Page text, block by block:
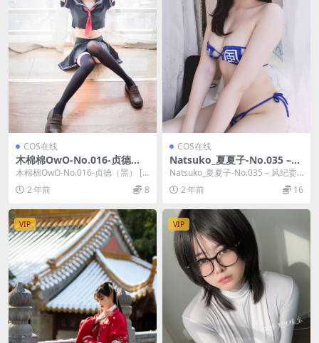
COS在线
木棉棉OwO-No.016-贞德
（黑） [23P]
木棉棉OwO-No.016-贞德（黑） [2
3P]，木棉棉OwO在线作品导航：
木...2 年前 8
COS在线
Natsuko_夏夏子-No.035 –
风纪委员 [28P]
Natsuko_夏夏子-No.035 – 风纪委
员 [28P]，Natsuko_...
2 年前 16
VIP VIP